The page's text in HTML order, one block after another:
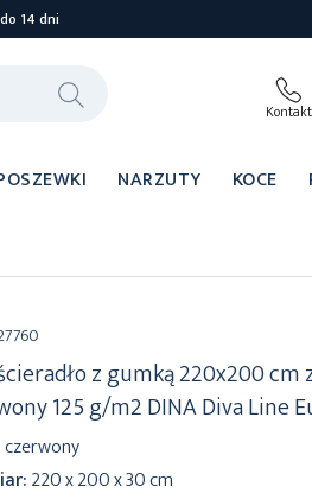
do 14 dni
Kontakt
NARZUTY KOCE
z gumką 220x200
125 g/m2 DINA Diva Line
czerwony
220 x 200 x 30 cm